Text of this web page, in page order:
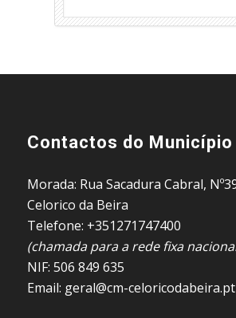
Contactos do Município
Morada: Rua Sacadura Cabral,
Celorico da Beira
Telefone: +351271747400
(chamada para a rede fixa
NIF: 506 849 635
Email: geral@cm-celoricodabeira.pt